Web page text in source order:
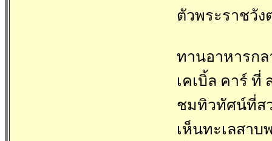
ตัวพระราชวัง
ทานอาหารกล
เคเบิ้ล คาร์ ที่
ชมทิวทัศน์ที่ส
เห็นทะเลสาบ